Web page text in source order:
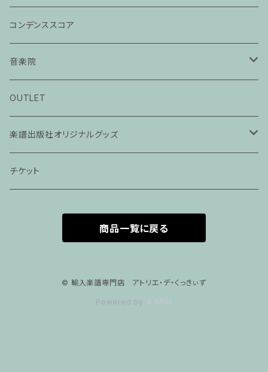
コンデンススコア
音楽院
ピアノ科３０分レッスン
ピアノ科４５分レッスン
家族割プラン
家族割適用プラン2
声楽ピアノ４５分レッスン
ヴァイオリンピアノ６０分レッスン
OUTLET
楽譜出版社オリジナルグッズ
アパレル
チケット
商品一覧に戻る
© 輸入楽譜専門店 アトリエ・デ・くっきぃず
Powered by